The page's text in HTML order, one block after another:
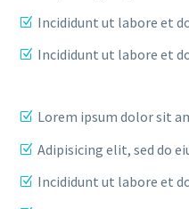
Incididunt ut labore et
Incididunt ut labore et
Lorem ipsum dolor sit
Adipisicing elit, sed do
Incididunt ut labore et